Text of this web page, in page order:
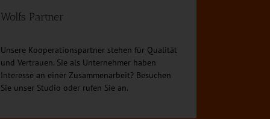
Wolfs Partner
Unsere Kooperationspartner stehen für Qualität
und Vertrauen. Sie als Unternehmer haben
Interesse an einer Zusammenarbeit? Besuchen
Sie unser Studio oder rufen Sie an.